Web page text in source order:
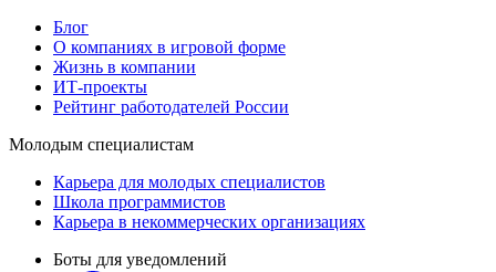
Блог
О компаниях в игровой форме
Жизнь в компании
ИТ-проекты
Рейтинг работодателей России
Молодым специалистам
Карьера для молодых специалистов
Школа программистов
Карьера в некоммерческих организациях
Боты для уведомлений